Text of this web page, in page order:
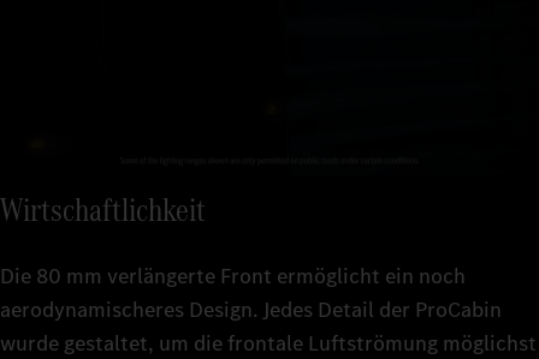
Wirtschaftlichkeit
Die 80 mm verlängerte Front ermöglicht ein noch
aerodynamischeres Design. Jedes Detail der ProCabin
wurde gestaltet, um die frontale Luftströmung möglichst